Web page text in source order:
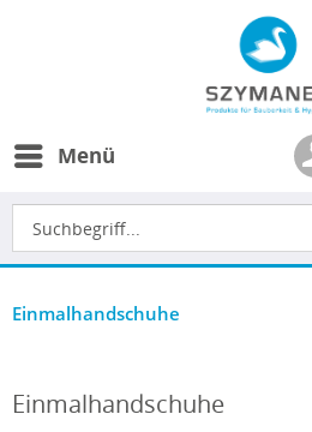
Menü
Einmalhandschuhe
Einmalhandschuhe